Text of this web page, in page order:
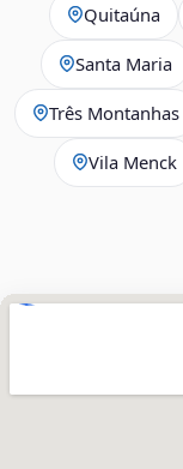
Quitaúna
Santa Maria
Três Montanhas
Vila Menck